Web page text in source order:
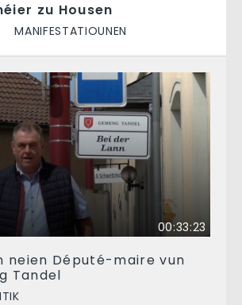
zu Housen
MANIFESTATIOUNEN
00:33:23
neien Député-maire vun
Tandel